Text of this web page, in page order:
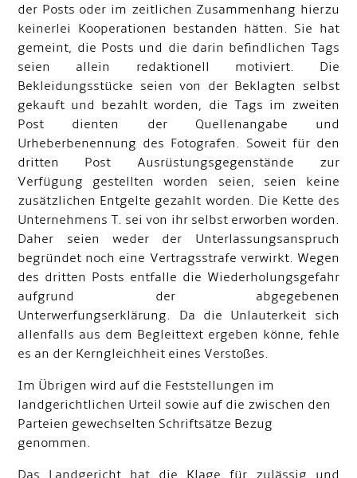
der Posts oder im zeitlichen Zusammenhang hierzu
keinerlei Kooperationen bestanden hätten. Sie hat
gemeint, die Posts und die darin befindlichen Tags
seien allein redaktionell motiviert. Die
Bekleidungsstücke seien von der Beklagten selbst
gekauft und bezahlt worden, die Tags im zweiten
Post dienten der Quellenangabe und
Urheberbenennung des Fotografen. Soweit für den
dritten Post Ausrüstungsgegenstände zur
Verfügung gestellten worden seien, seien keine
zusätzlichen Entgelte gezahlt worden. Die Kette des
Unternehmens T. sei von ihr selbst erworben worden.
Daher seien weder der Unterlassungsanspruch
begründet noch eine Vertragsstrafe verwirkt. Wegen
des dritten Posts entfalle die Wiederholungsgefahr
aufgrund der abgegebenen
Unterwerfungserklärung. Da die Unlauterkeit sich
allenfalls aus dem Begleittext ergeben könne, fehle
es an der Kerngleichheit eines Verstoßes.
Im Übrigen wird auf die Feststellungen im
landgerichtlichen Urteil sowie auf die zwischen den
Parteien gewechselten Schriftsätze Bezug
genommen.
Das Landgericht hat die Klage für zulässig und